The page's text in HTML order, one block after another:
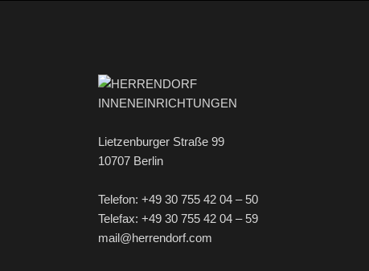
Lietzenburger Straße 99
10707 Berlin
Telefon: +49 30 755 42 04 – 50
Telefax: +49 30 755 42 04 – 59
mail@herrendorf.com